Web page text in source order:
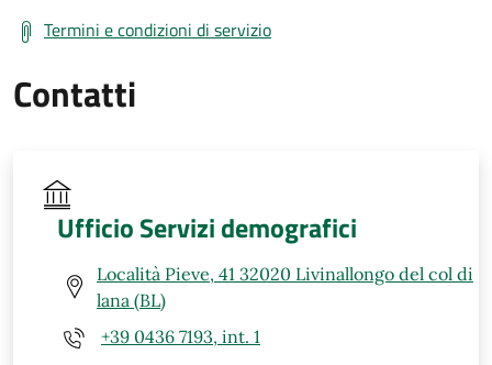
Termini e condizioni di servizio
Contatti
Ufficio Servizi demografici
Località Pieve, 41 32020 Livinallongo del col di
lana (BL)
+39 0436 7193, int. 1